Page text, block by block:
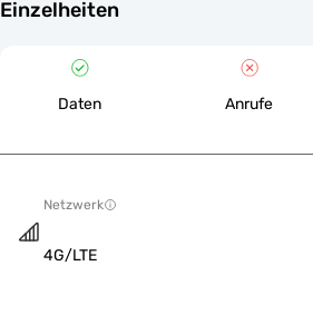
Einzelheiten
Daten Anrufe
Netzwerk
4G/LTE